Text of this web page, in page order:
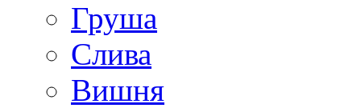
Груша
Слива
Вишня